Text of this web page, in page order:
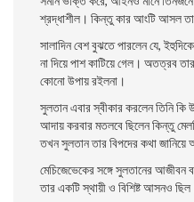
শ্রদ্ধাশীল। কিন্তু কার আংটি আসল
সালাদিন বেশ বুঝতে পারলেন যে,
না দিয়ে পাশ কাটিয়ে গেল। অতত্রব
কোনাে উপায় রইলনা।
সুলতান এবার স্বীকার করলেন তিনি কি
আদায় করবার মতলবে ছিলেন কিন্তু
তখন সুলতান তার বিপদের কথা জানিয়ে
মেচিজেভেকের সঙ্গে সুলতানের
তার একটি স্থায়ী ও বিশিষ্ট আসনও